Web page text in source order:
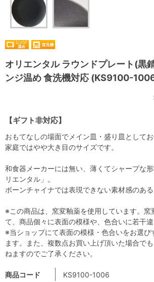
オリエンタル ラウンドプレート(黒
ンジ温め 食洗機対応 (KS9100-
【ギフト非対応】
商品コード KS9100-1006
おもてなしの場面でメイン皿・盛り皿として
家庭ではやや大き目のサイズです。
和食器メーカーには無い、薄くてシャープな
リエンタル」。
ボーンチャイナでは表現できない素材感のある
※この商品は、窯変釉薬を使用しています。窯
て、商品個々に表面の模様や、色合いに若干違
※当ショップにて表面の模様・色合いをお選び
ます。また、複数点お買い上げ頂いた場合で
ねますのでご了承ください。